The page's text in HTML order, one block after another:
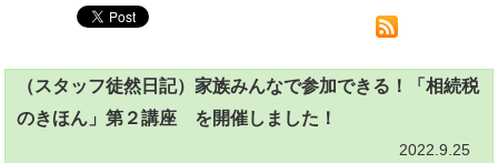
（スタッフ徒然日記）家族みんなで参加できる！「相続税
のきほん」第２講座 を開催しました！
2022.9.25